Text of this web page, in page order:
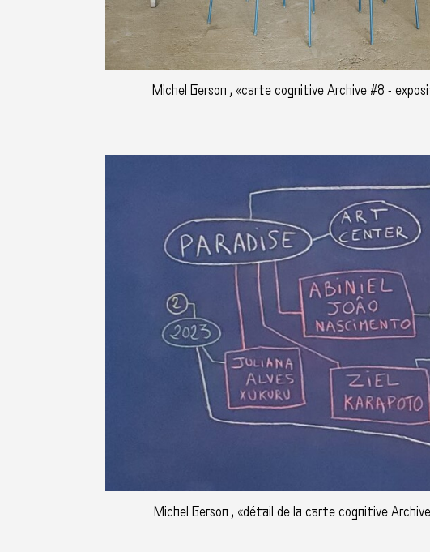
Michel Gerson , «carte cognitive Archive #8 -
Michel Gerson , «détail de la carte cognitive